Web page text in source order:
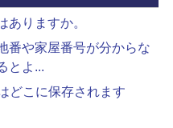
ありますか。
番や家屋番号が分からな
とよ...
どこに保存されます